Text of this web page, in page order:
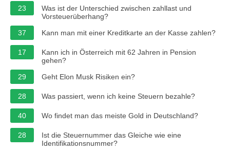
23
Was ist der Unterschied zwischen zahllast und
Vorsteuerüberhang?
37
Kann man mit einer Kreditkarte an der Kasse zahlen?
17
Kann ich in Österreich mit 62 Jahren in Pension
gehen?
29
Geht Elon Musk Risiken ein?
28 Was passiert, wenn ich keine Steuern bezahle?
40 Wo findet man das meiste Gold in Deutschland?
28
Ist die Steuernummer das Gleiche wie eine
Identifikationsnummer?